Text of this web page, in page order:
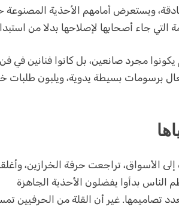
ويستعرض أمامهم الأحذية المصنوعة
التي جاء أصحابها لإصلاحها بدلا من
مجرد صانعين، بل كانوا فنانين في فن
برسومات بسيطة يدوية، ويلبون طلبات
الأسواق، تراجعت حرفة الخرازين،
بدأوا يفضلون الأحذية الجاهزة
تصاميمها. غير أن القلة من الحرفيين